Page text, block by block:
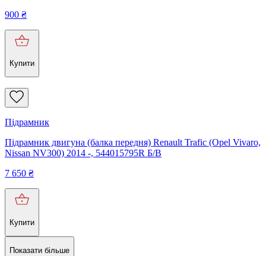
900 ₴
Купити
Підрамник
Підрамник двигуна (балка передня) Renault Trafic (Opel Vivaro,
Nissan NV300) 2014 -, 544015795R Б/В
7 650 ₴
Купити
Показати більше